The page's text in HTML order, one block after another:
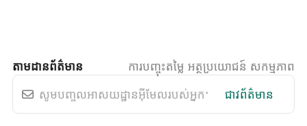
តាមដានព័ត៌មាន
ការបញ្ចុះតម្លៃ អត្ថប្រយោជន៍ សកម្មភាព
ជាវព័ត៌មាន